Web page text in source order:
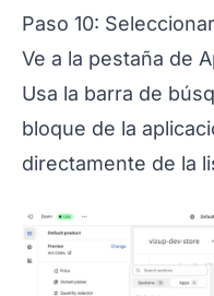
Paso 10:
Ve a la pestaña de
Usa la barra de
bloque de la
directamente de la